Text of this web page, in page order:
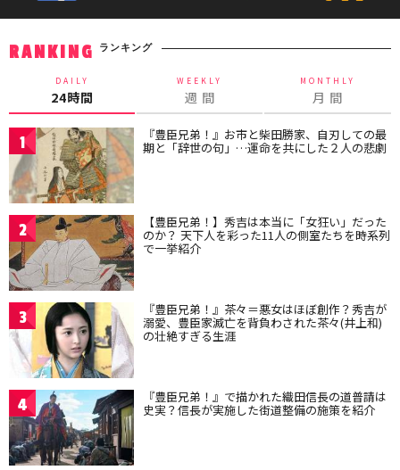
RANKING ランキング
DAILY
24時間
WEEKLY
週 間
MONTHLY
月 間
1 『豊臣兄弟！』お市と柴田勝家、自刃しての最
期と「辞世の句」…運命を共にした２人の悲劇
2 【豊臣兄弟！】秀吉は本当に「女狂い」だった
のか？ 天下人を彩った11人の側室たちを時系列
で一挙紹介
3 『豊臣兄弟！』茶々＝悪女はほぼ創作？秀吉が
溺愛、豊臣家滅亡を背負わされた茶々(井上和)
の壮絶すぎる生涯
4 『豊臣兄弟！』で描かれた織田信長の道普請は
史実？信長が実施した街道整備の施策を紹介